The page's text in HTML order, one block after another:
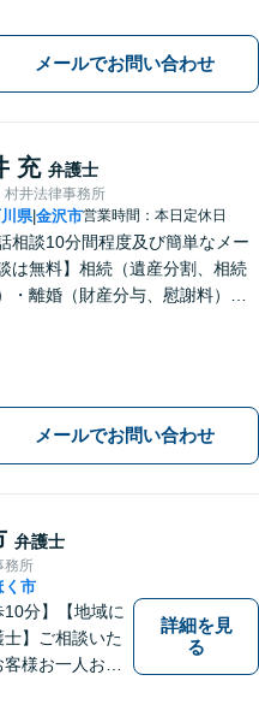
メールでお問い合わせ
充 弁護士
村井法律事務所
県|金沢市営業時間：本日定休日
話相談10分間程度及び簡単なメー
は無料】相続（遺産分割、相続
・離婚（財産分与、慰謝料）・
メールでお問い合わせ
弁護士
務所
く市
10分】【地域に
】ご相談いた
様お一人お一
詳細を見
る